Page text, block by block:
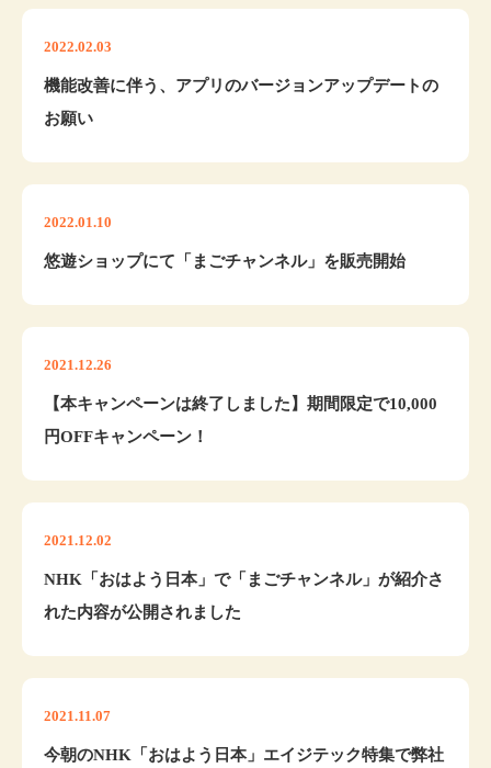
2022.02.03
機能改善に伴う、アプリのバージョンアップデートの
お願い
2022.01.10
悠遊ショップにて「まごチャンネル」を販売開始
2021.12.26
【本キャンペーンは終了しました】期間限定で10,000
円OFFキャンペーン！
2021.12.02
NHK「おはよう日本」で「まごチャンネル」が紹介さ
れた内容が公開されました
2021.11.07
今朝のNHK「おはよう日本」エイジテック特集で弊社